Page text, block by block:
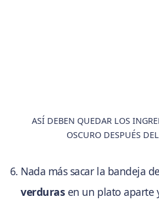
ASÍ DEBEN QUEDAR LOS
OSCURO DESPUÉS
Nada más sacar la bandeja
verduras en un plato aparte